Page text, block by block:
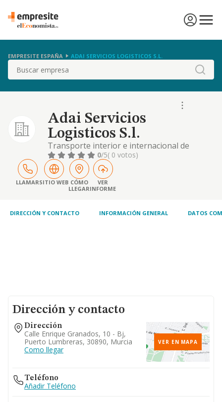
EMPRESITE ESPAÑA ADAI SERVICIOS LOGISTICOS S.L.
Buscar
Adai Servicios
Logisticos S.l.
Transporte interior e internacional de
mercancias por carretera, agencia de
transportes y servicios varios de
transportes.
0/5( 0 votos)
LLAMARSITIO WEB CÓMO
LLEGAR
VER
INFORME
DIRECCIÓN Y CONTACTO INFORMACIÓN GENERAL DATOS
Dirección y contacto
Dirección
Calle Enrique Granados, 10 - Bj,
Puerto Lumbreras, 30890, Murcia
Como llegar
VER EN MAPA
Teléfono
Añadir Teléfono